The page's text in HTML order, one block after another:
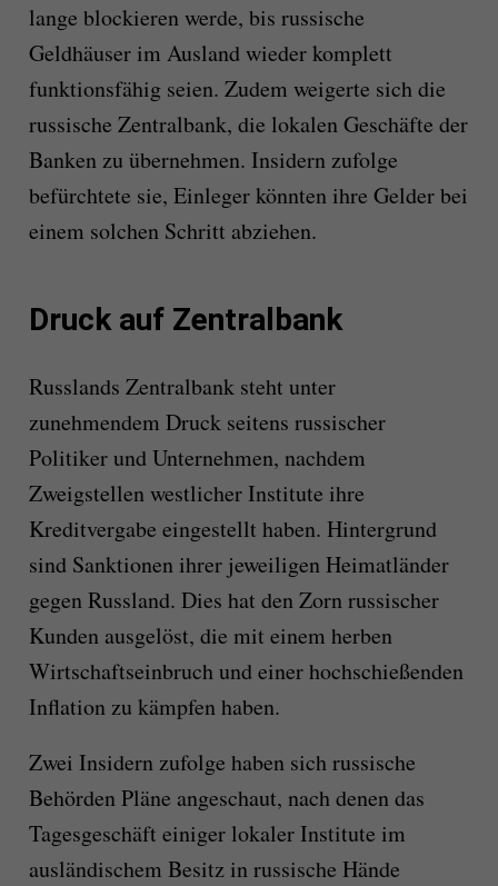
lange blockieren werde, bis russische
Geldhäuser im Ausland wieder komplett
funktionsfähig seien. Zudem weigerte sich die
russische Zentralbank, die lokalen Geschäfte der
Banken zu übernehmen. Insidern zufolge
befürchtete sie, Einleger könnten ihre Gelder bei
einem solchen Schritt abziehen.
Druck auf Zentralbank
Russlands Zentralbank steht unter
zunehmendem Druck seitens russischer
Politiker und Unternehmen, nachdem
Zweigstellen westlicher Institute ihre
Kreditvergabe eingestellt haben. Hintergrund
sind Sanktionen ihrer jeweiligen Heimatländer
gegen Russland. Dies hat den Zorn russischer
Kunden ausgelöst, die mit einem herben
Wirtschaftseinbruch und einer hochschießenden
Inflation zu kämpfen haben.
Zwei Insidern zufolge haben sich russische
Behörden Pläne angeschaut, nach denen das
Tagesgeschäft einiger lokaler Institute im
ausländischem Besitz in russische Hände